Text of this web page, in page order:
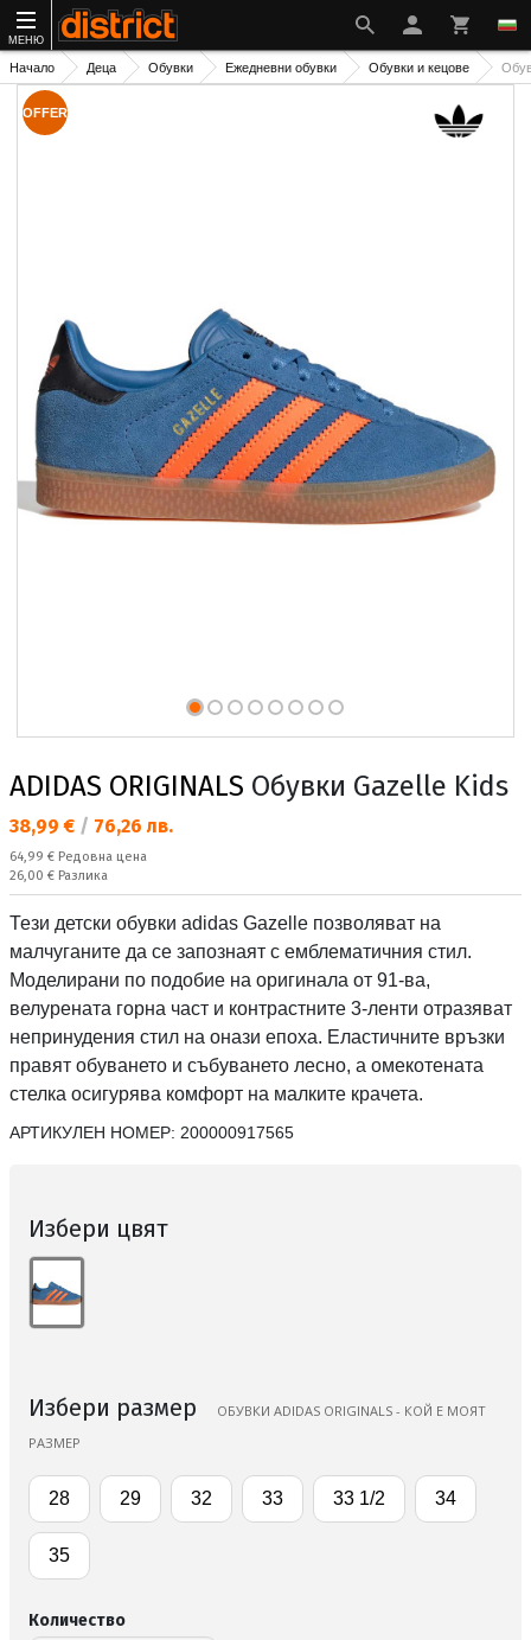
МЕНЮ
Начало Деца Обувки Ежедневни обувки Обувки и кецове
OFFER
ADIDAS ORIGINALS Обувки Gazelle Kids
Текуща цена:
38,99 € / 76,26 лв.
Редовна цена:
64,99 € Редовна цена
Спестявате:
26,00 € Разлика
Тези детски обувки adidas Gazelle позволяват на
малчуганите да се запознаят с емблематичния стил.
Моделирани по подобие на оригинала от 91-ва,
велурената горна част и контрастните 3-ленти отразяват
непринудения стил на онази епоха. Еластичните връзки
правят обуването и събуването лесно, а омекотената
стелка осигурява комфорт на малките крачета.
АРТИКУЛЕН НОМЕР: 200000917565
Избери цвят
Избери размер
ОБУВКИ ADIDAS ORIGINALS - КОЙ Е МОЯТ
РАЗМЕР
28 29 32 33 33 1/2 34
35
Количество